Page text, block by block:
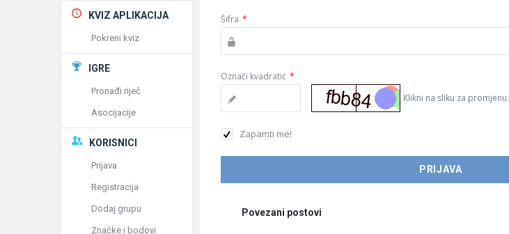
Šifra *
Označi kvadratić *
Klikni na sliku za promjenu.
Zapamti me!
Povezani postovi
KVIZ APLIKACIJA
Pokreni kviz
IGRE
Pronađi riječ
Asocijacije
KORISNICI
Prijava
Registracija
Dodaj grupu
Značke i bodovi